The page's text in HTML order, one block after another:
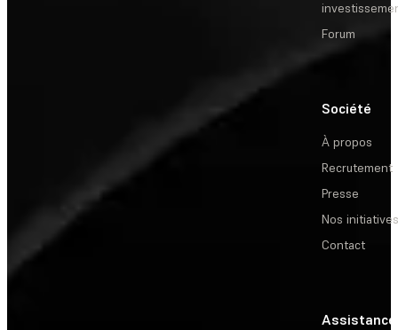
Forum
Société
À propos
Recrutement
Presse
Nos initiatives
Contact
Assistance